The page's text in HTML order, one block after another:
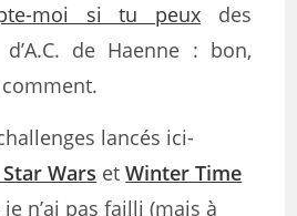
moi si tu peux des
de Haenne : bon,
lancés ici-
Wars etWinter Time
n’ai pas failli (mais à